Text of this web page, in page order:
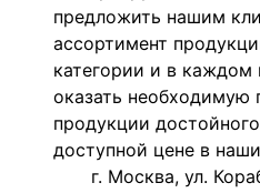
предложить нашим
ассортимент
категории и в каждом
оказать
продукции
доступной цене в
г. Москва, ул.